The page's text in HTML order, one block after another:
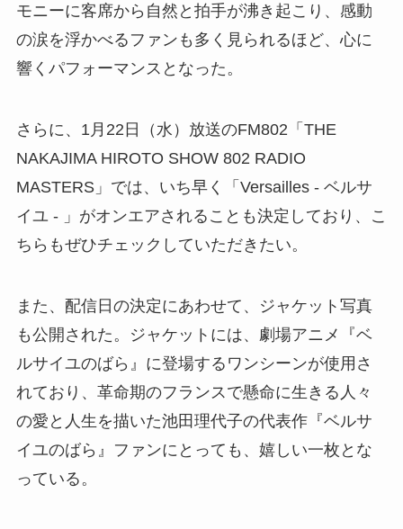
モニーに客席から自然と拍手が沸き起こり、感動
の涙を浮かべるファンも多く見られるほど、心に
響くパフォーマンスとなった。
さらに、1月22日（水）放送のFM802「THE
NAKAJIMA HIROTO SHOW 802 RADIO
MASTERS」では、いち早く「Versailles - ベルサ
イユ - 」がオンエアされることも決定しており、こ
ちらもぜひチェックしていただきたい。
また、配信日の決定にあわせて、ジャケット写真
も公開された。ジャケットには、劇場アニメ『ベ
ルサイユのばら』に登場するワンシーンが使用さ
れており、革命期のフランスで懸命に生きる人々
の愛と人生を描いた池田理代子の代表作『ベルサ
イユのばら』ファンにとっても、嬉しい一枚とな
っている。